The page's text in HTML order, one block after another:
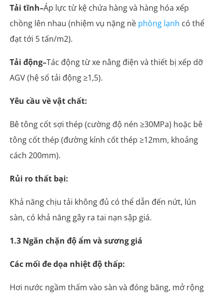
Tải tĩnh–Áp lực từ kệ chứa hàng và hàng hóa xếp
chồng lên nhau (nhiệm vụ nặng nề phòng lạnh có thể
đạt tới 5 tấn/m2).
Tải động–Tác động từ xe nâng điện và thiết bị xếp dỡ
AGV (hệ số tải động ≥1,5).
Yêu cầu về vật chất:
Bê tông cốt sợi thép (cường độ nén ≥30MPa) hoặc bê
tông cốt thép (đường kính cốt thép ≥12mm, khoảng
cách 200mm).
Rủi ro thất bại:
Khả năng chịu tải không đủ có thể dẫn đến nứt, lún
sàn, có khả năng gây ra tai nạn sập giá.
1.3 Ngăn chặn độ ẩm và sương giá
Các mối đe dọa nhiệt độ thấp:
Hơi nước ngầm thấm vào sàn và đóng băng, mở rộng